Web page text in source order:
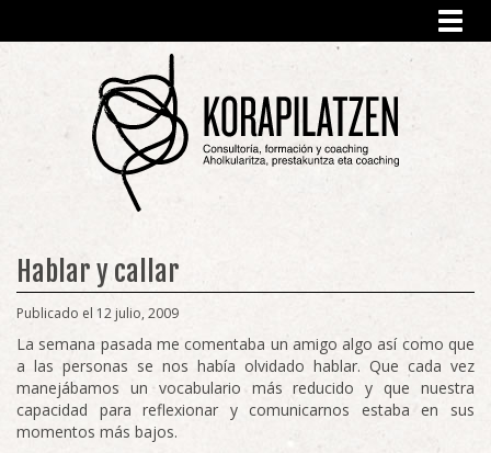
Hablar y callar
Publicado el 12 julio, 2009
La semana pasada me comentaba un amigo algo así como que
a las personas se nos había olvidado hablar. Que cada vez
manejábamos un vocabulario más reducido y que nuestra
capacidad para reflexionar y comunicarnos estaba en sus
momentos más bajos.